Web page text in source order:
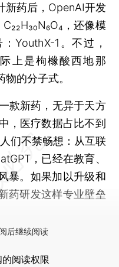
新药后，OpenAI开发
，还像模
YouthX-1。不过，
际上是枸橼酸西地那
的分子式。
新药，无异于天方
，医疗数据占比不到
们不禁畅想：从互联
，已经在教育、
暴。如果加以升级和
药研发这样专业壁垒
后继续阅读
阅读权限